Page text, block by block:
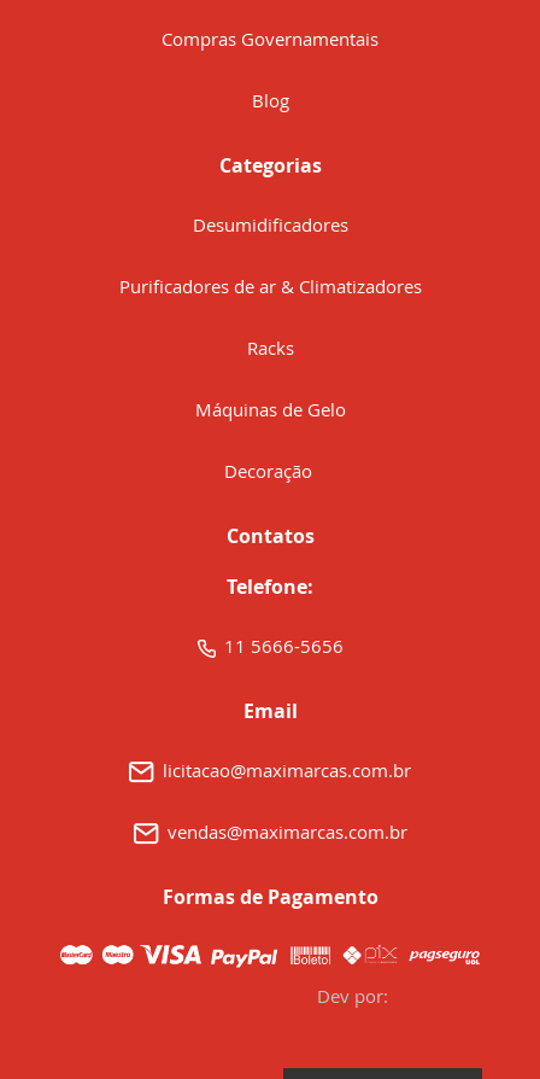
Compras Governamentais
Blog
Categorias
Desumidificadores
Purificadores de ar & Climatizadores
Racks
Máquinas de Gelo
Decoração
Contatos
Telefone:
11 5666-5656
Email
licitacao@maximarcas.com.br
vendas@maximarcas.com.br
Formas de Pagamento
Dev por: